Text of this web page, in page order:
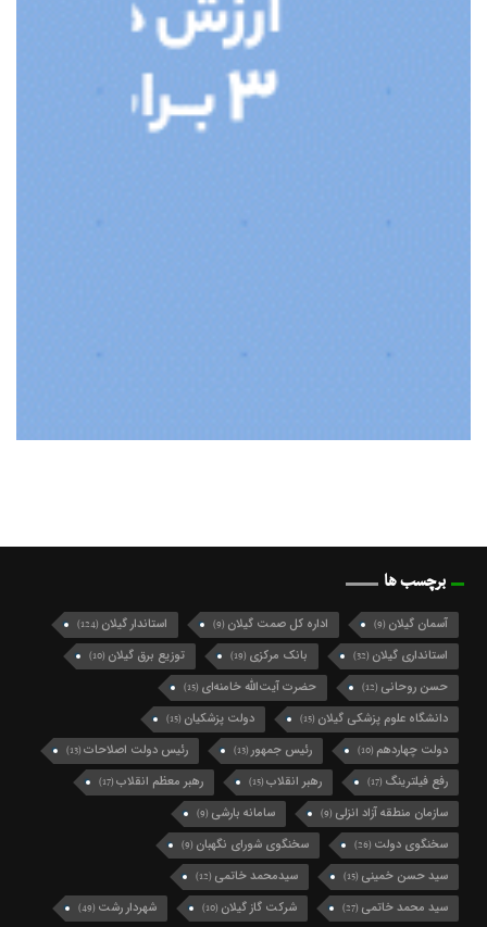
برچسب ها
آسمان گیلان (9) اداره کل صمت گیلان (9) استاندار گیلان (124)
استانداری گیلان (32) بانک مرکزی (19) توزیع برق گیلان (10)
حسن روحانی (12) حضرت آیت‌الله خامنه‌ای (15)
دانشگاه علوم پزشکی گیلان (15) دولت پزشکیان (15)
دولت چهاردهم (10) رئیس جمهور(13) رئیس دولت اصلاحات(13)
رفع فیلترینگ (17) رهبر انقلاب(15) رهبر معظم انقلاب(17)
سازمان منطقه آزاد انزلی (9) سامانه بارشی (9)
سخنگوی دولت (26) سخنگوی شورای نگهبان (9)
سید حسن خمینی (15) سیدمحمد خاتمی (12)
سید محمد خاتمی (27) شرکت گاز گیلان (10) شهردار رشت (49)